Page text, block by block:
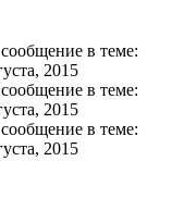
в теме:
2015
в теме:
2015
в теме:
2015